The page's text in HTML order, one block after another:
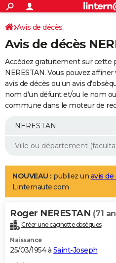
ACTUALITÉS
Politique
Société
Faits Divers
Education
Monde
Villes
+
SPORT
Coupe du monde 2026
Football
Tennis
Cyclisme
Rugby
Forum
Programme TV
TNT
Streaming
Cinéma
Sorties cinéma
Musique
+
FINANCE
Retraite
Epargne
Immobilier
Risques naturels par ville
Banque
Assurance
AUTO
Essais
Réserver un essai
Citadines
Berlines
SUV
Forum auto
+
Mobiles
Meilleur smartphone
Internet
Ordinateurs
Jeux vidéo
Guide high-tech
Aménagement intérieur
LIFESTYLE
Art de vivre
Bien-être
Loisirs
Mode
Modes de vie
Alimentation
Guide de la santé
Maladies
Médicaments
Sommeil
VOYAGE
Destinations
City break
Voyage nature
Voyage de noces
Forum
Climat
+PHOTO
GUIDES D'ACHAT
Avis de décès
Avis de décès
Accédez gratuitement sur cette
NERESTAN. Vous pouvez
avis de décès ou un avis
nom d'un défunt et/ou le nom
commune dans le moteur de
NOUVEAU : publiez un avis
Linternaute.com
Roger NERESTAN (71
Créer une cagnotte obsèques
Naissance
25/03/1954 à Saint-Joseph